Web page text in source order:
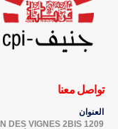
تواصل معنا
العنوان
DES VIGNES 2BIS 1209